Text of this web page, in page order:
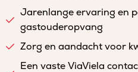
Jarenlange ervaring en
gastouderopvang
Zorg en aandacht voor
Een vaste ViaViela